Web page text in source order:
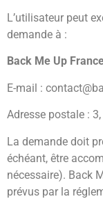
L’utilisateur peut
demande à :
Back Me Up
E-mail :
Adresse postale :
La demande doit
échéant, être
nécessaire). Back
prévus par la